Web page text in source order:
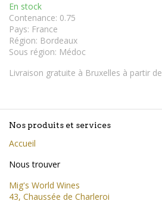
En stock
Contenance: 0.75
Pays: France
Région: Bordeaux
Sous région: Médoc
Livraison gratuite à Bruxelles à partir
Nos produits et services
Accueil
Nous trouver
Mig's World Wines
43, Chaussée de Charleroi